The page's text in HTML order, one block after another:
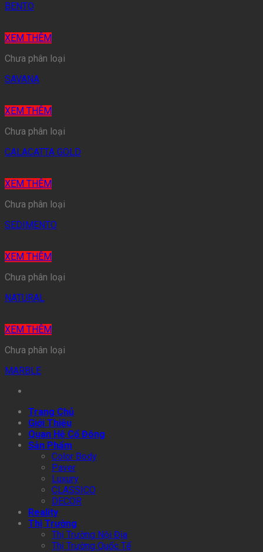
BENTO
XEM THÊM
Chưa phân loại
SAVANA
XEM THÊM
Chưa phân loại
CALACATTA GOLD
XEM THÊM
Chưa phân loại
SEDIMENTO
XEM THÊM
Chưa phân loại
NATURAL
XEM THÊM
Chưa phân loại
MARBLE
Trang Chủ
Giới Thiệu
Quan Hệ Cổ Đông
Sản Phẩm
Color Body
Paver
Luxury
CLASSICO
DECOR
Reality
Thị Trường
Thị Trường Nội Địa
Thị Trường Quốc Tế